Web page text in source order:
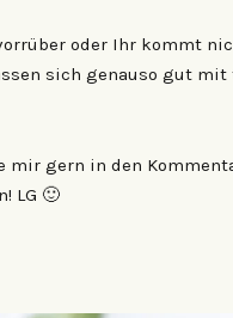
oder Ihr kommt
sich genauso gut
gern in den
LG 🙂